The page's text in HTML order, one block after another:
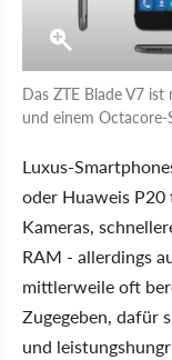
Das ZTE Blade V7
und einem
Luxus-
oder Huaweis
Kameras,
RAM - allerdings
mittlerweile oft
Zugegeben, dafür
und